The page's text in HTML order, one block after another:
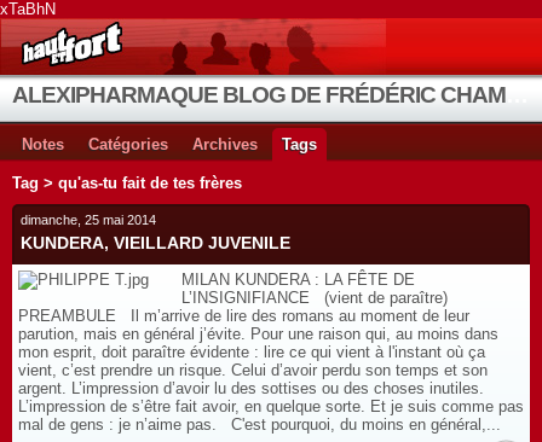
xTaBhN
Notes Catégories Archives Tags
Tag > qu'as-tu fait de tes frères
dimanche, 25 mai 2014
KUNDERA, VIEILLARD JUVENILE
MILAN KUNDERA : LA FÊTE DE
L’INSIGNIFIANCE (vient de paraître)
PREAMBULE Il m’arrive de lire des romans au moment de leur
parution, mais en général j’évite. Pour une raison qui, au moins dans
mon esprit, doit paraître évidente : lire ce qui vient à l'instant où ça
vient, c’est prendre un risque. Celui d’avoir perdu son temps et son
argent. L’impression d’avoir lu des sottises ou des choses inutiles.
L’impression de s’être fait avoir, en quelque sorte. Et je suis comme pas
mal de gens : je n’aime pas. C'est pourquoi, du moins en général,...